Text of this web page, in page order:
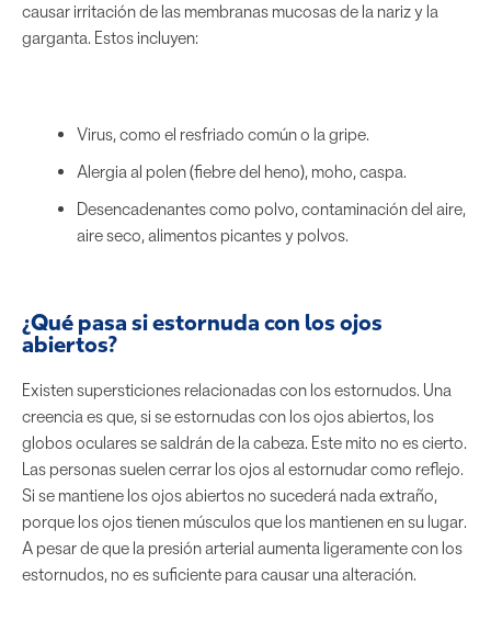
causar irritación de las membranas mucosas de la nariz y la
garganta. Estos incluyen:
Virus, como el resfriado común o la gripe.
Alergia al polen (fiebre del heno), moho, caspa.
Desencadenantes como polvo, contaminación del aire,
aire seco, alimentos picantes y polvos.
¿Qué pasa si estornuda con los ojos
abiertos?
Existen supersticiones relacionadas con los estornudos. Una
creencia es que, si se estornudas con los ojos abiertos, los
globos oculares se saldrán de la cabeza. Este mito no es cierto.
Las personas suelen cerrar los ojos al estornudar como reflejo.
Si se mantiene los ojos abiertos no sucederá nada extraño,
porque los ojos tienen músculos que los mantienen en su lugar.
A pesar de que la presión arterial aumenta ligeramente con los
estornudos, no es suficiente para causar una alteración.